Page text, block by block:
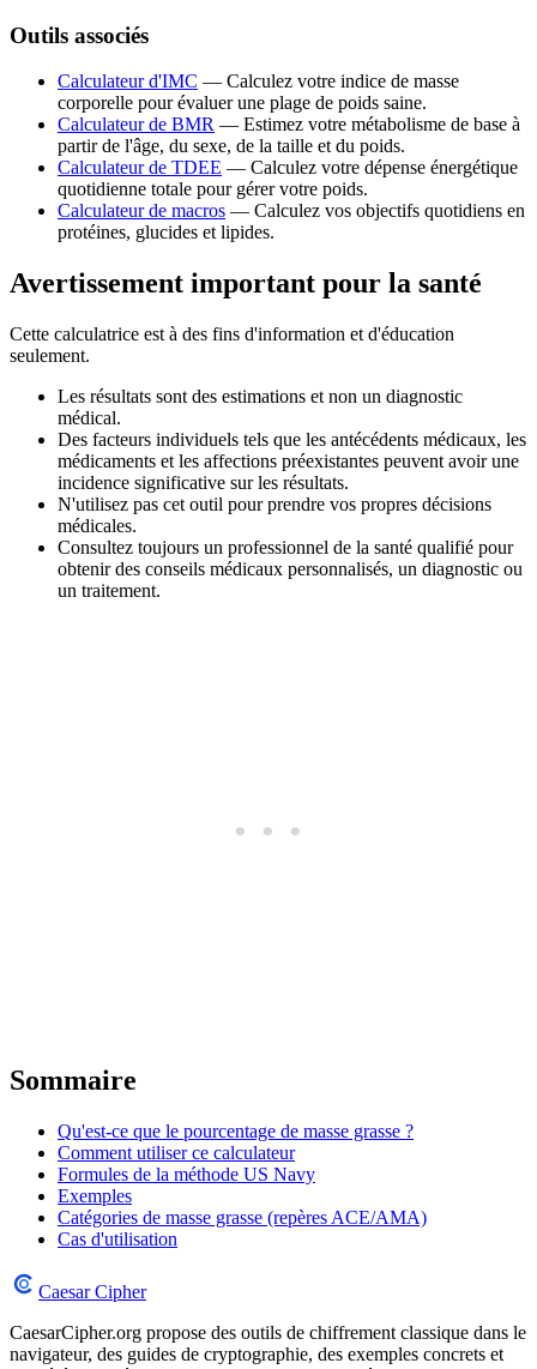
Outils associés
Calculateur d'IMC — Calculez votre indice de masse
corporelle pour évaluer une plage de poids saine.
Calculateur de BMR — Estimez votre métabolisme de base à
partir de l'âge, du sexe, de la taille et du poids.
Calculateur de TDEE — Calculez votre dépense énergétique
quotidienne totale pour gérer votre poids.
Calculateur de macros — Calculez vos objectifs quotidiens en
protéines, glucides et lipides.
Avertissement important pour la santé
Cette calculatrice est à des fins d'information et d'éducation
seulement.
Les résultats sont des estimations et non un diagnostic
médical.
Des facteurs individuels tels que les antécédents médicaux, les
médicaments et les affections préexistantes peuvent avoir une
incidence significative sur les résultats.
N'utilisez pas cet outil pour prendre vos propres décisions
médicales.
Consultez toujours un professionnel de la santé qualifié pour
obtenir des conseils médicaux personnalisés, un diagnostic ou
un traitement.
Sommaire
Qu'est-ce que le pourcentage de masse grasse ?
Comment utiliser ce calculateur
Formules de la méthode US Navy
Exemples
Catégories de masse grasse (repères ACE/AMA)
Cas d'utilisation
Caesar Cipher
CaesarCipher.org propose des outils de chiffrement classique dans le
navigateur, des guides de cryptographie, des exemples concrets et